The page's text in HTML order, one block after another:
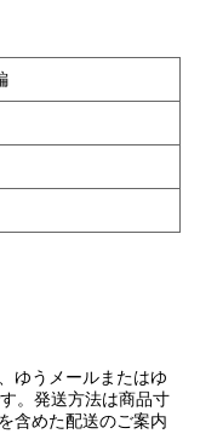
ゆうメールまたはゆ
。発送方法は商品寸
含めた配送のご案内